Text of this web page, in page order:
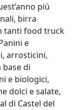
più
birra
tanti food truck
e
arrosticini,
base di
e biologici,
dolci e salate,
di Castel del